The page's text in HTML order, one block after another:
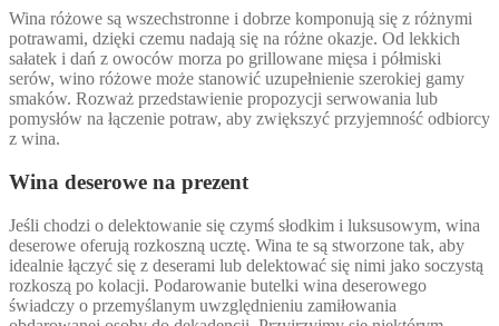
Wina różowe są wszechstronne i dobrze komponują się z różnymi
potrawami, dzięki czemu nadają się na różne okazje. Od lekkich
sałatek i dań z owoców morza po grillowane mięsa i półmiski
serów, wino różowe może stanowić uzupełnienie szerokiej gamy
smaków. Rozważ przedstawienie propozycji serwowania lub
pomysłów na łączenie potraw, aby zwiększyć przyjemność odbiorcy
z wina.
Wina deserowe na prezent
Jeśli chodzi o delektowanie się czymś słodkim i luksusowym, wina
deserowe oferują rozkoszną ucztę. Wina te są stworzone tak, aby
idealnie łączyć się z deserami lub delektować się nimi jako soczystą
rozkoszą po kolacji. Podarowanie butelki wina deserowego
świadczy o przemyślanym uwzględnieniu zamiłowania